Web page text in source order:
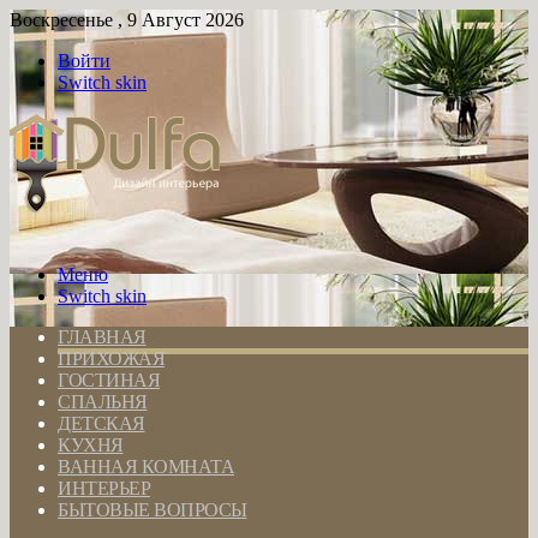
Воскресенье , 9 Август 2026
Войти
Switch skin
Меню
Switch skin
ГЛАВНАЯ
ПРИХОЖАЯ
ГОСТИНАЯ
СПАЛЬНЯ
ДЕТСКАЯ
КУХНЯ
ВАННАЯ КОМНАТА
ИНТЕРЬЕР
БЫТОВЫЕ ВОПРОСЫ